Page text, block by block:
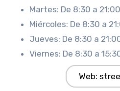
Martes: De 8:30 a 21:00
Miércoles: De 8:30 a
Jueves: De 8:30 a
Viernes: De 8:30 a
Web: